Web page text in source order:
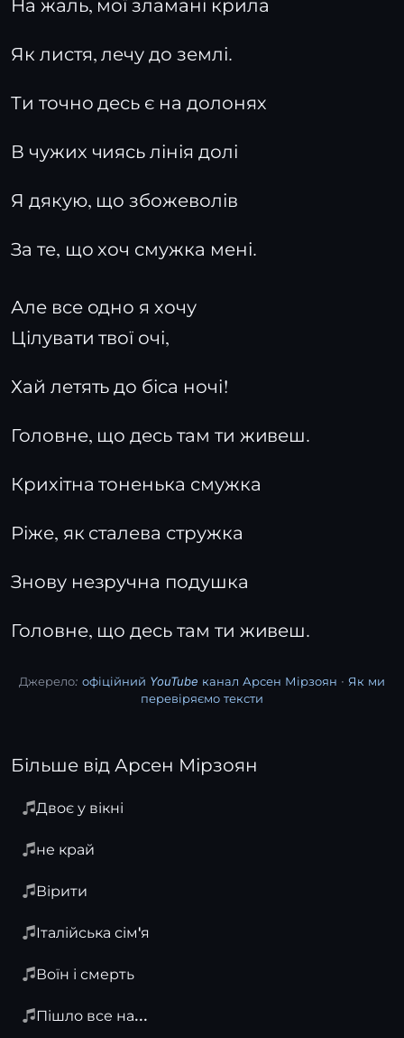
На жаль, мої зламані крила
Як листя, лечу до землі.
Ти точно десь є на долонях
В чужих чиясь лінія долі
Я дякую, що збожеволів
За те, що хоч смужка мені.
Але все одно я хочу
Цілувати твої очі,
Хай летять до біса ночі!
Головне, що десь там ти живеш.
Крихітна тоненька смужка
Ріже, як сталева стружка
Знову незручна подушка
Головне, що десь там ти живеш.
Джерело: офіційний YouTube канал Арсен Мірзоян · Як ми
перевіряємо тексти
Більше від Арсен Мірзоян
Двоє у вікні
не край
Вірити
Італійська сім'я
Воїн і смерть
Пішло все на...